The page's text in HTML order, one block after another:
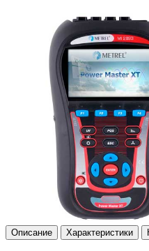
Описание Характеристики